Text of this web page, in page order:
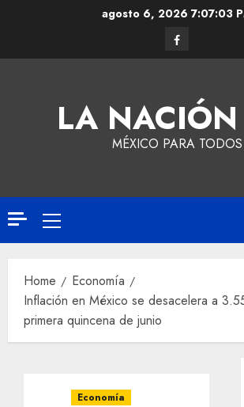
agosto 6, 2026 7:07:03
LA
MÉXICO PARA TODOS
Home
Economía
Inflación en México se desacelera a
primera quincena de junio
Economía